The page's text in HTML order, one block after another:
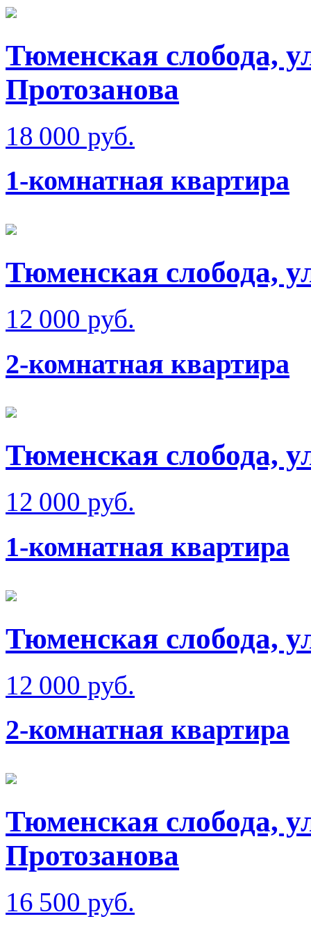
Тюменская слобода,
Протозанова
18 000 руб.
1-комнатная квартира
Тюменская слобода,
12 000 руб.
2-комнатная квартира
Тюменская слобода,
12 000 руб.
1-комнатная квартира
Тюменская слобода,
12 000 руб.
2-комнатная квартира
Тюменская слобода,
Протозанова
16 500 руб.